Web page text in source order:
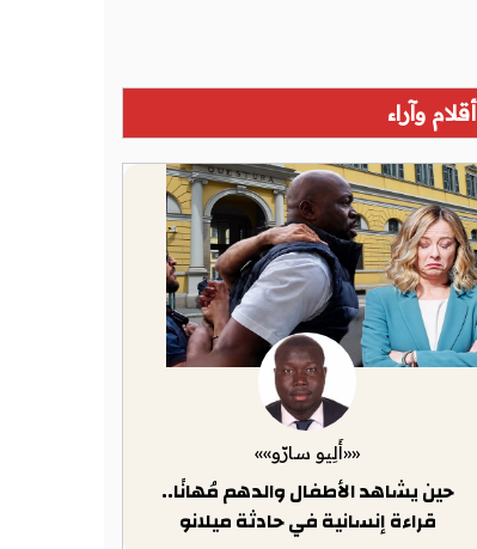
أقلام وآراء
««أَلِيو سارّو»»
حين يشاهد الأطفال والدهم مُهانًا..
قراءة إنسانية في حادثة ميلانو